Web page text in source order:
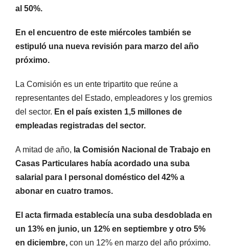
al 50%.
En el encuentro de este miércoles también se
estipuló una nueva revisión para marzo del año
próximo.
La Comisión es un ente tripartito que reúne a
representantes del Estado, empleadores y los gremios
del sector. En el país existen 1,5 millones de
empleadas registradas del sector.
A mitad de año, la Comisión Nacional de Trabajo en
Casas Particulares había acordado una suba
salarial para l personal doméstico del 42% a
abonar en cuatro tramos.
El acta firmada establecía una suba desdoblada en
un 13% en junio, un 12% en septiembre y otro 5%
en diciembre, con un 12% en marzo del año próximo.